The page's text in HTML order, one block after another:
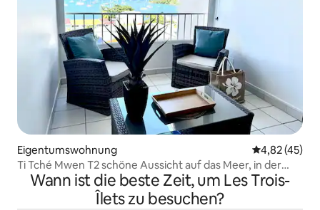
Eigentumswohnung
4,82 (45)
Ti Tché Mwen T2 schöne Aussicht auf das Meer, in der
Nähe des Strandes
Wann ist die beste Zeit, um Les Trois-
Îlets zu besuchen?